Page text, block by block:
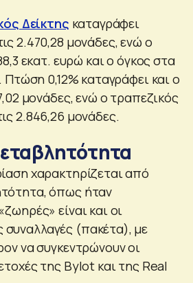
Δείκτης καταγράφει
2.470,28 μονάδες, ενώ ο
εκατ. ευρώ και ο όγκος στα
Πτώση 0,12% καταγράφει και ο
μονάδες, ενώ ο τραπεζικός
2.846,26 μονάδες.
χαρακτηρίζεται από
όπως ήταν
είναι και οι
(πακέτα), με
να συγκεντρώνουν οι
της Bylot και της Real